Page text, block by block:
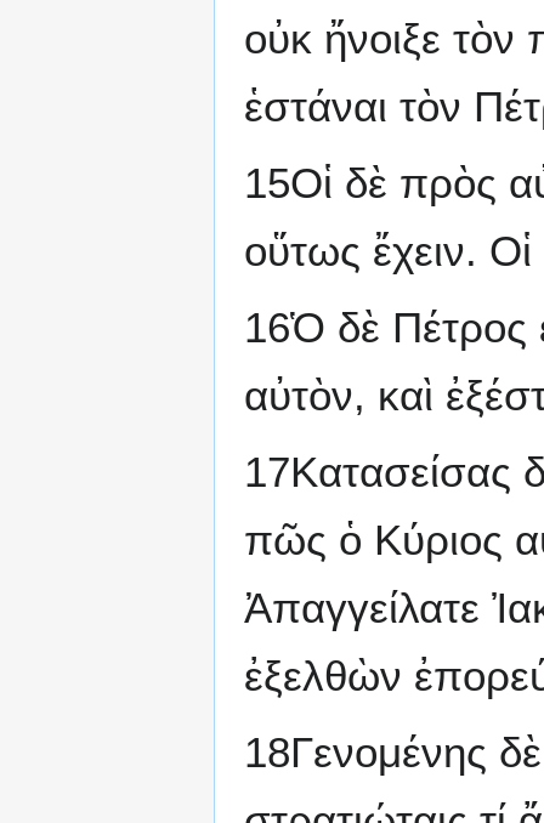
οὐκ ἤνοιξε
ἑστάναι τὸν
15Οἱ δὲ πρὸς
οὕτως ἔχειν.
16Ὁ δὲ Πέτρος
αὐτὸν, καὶ
17Κατασείσας
πῶς ὁ Κύριος
Ἀπαγγείλατε
ἐξελθὼν
18Γενομένης